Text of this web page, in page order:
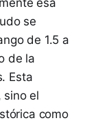
esa
se
de 1.5 a
de la
Esta
sino el
como